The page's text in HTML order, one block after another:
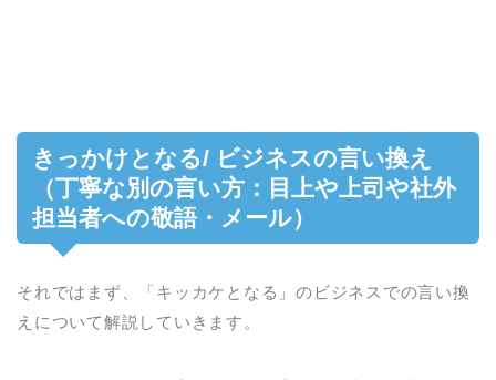
きっかけとなる/ ビジネスの言い換え
（丁寧な別の言い方：目上や上司や社外
担当者への敬語・メール）
それではまず、「キッカケとなる」のビジネスでの言い換
えについて解説していきます。